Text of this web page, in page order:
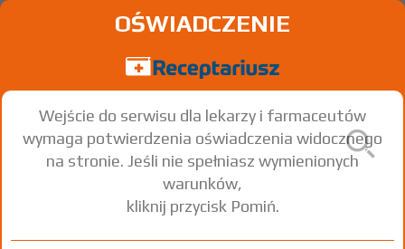
OŚWIADCZENIE
Wejście do serwisu dla lekarzy i farmaceutów
wymaga potwierdzenia oświadczenia widocznego
na stronie. Jeśli nie spełniasz wymienionych
warunków,
kliknij przycisk Pomiń.